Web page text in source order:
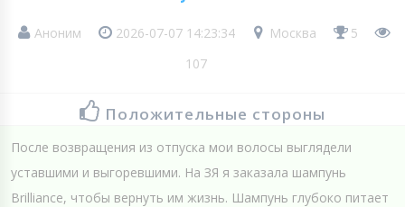
Аноним 2026-07-07 14:23:34 Москва
5
107
Положительные стороны
После возвращения из отпуска мои волосы выглядели
уставшими и выгоревшими. На ЗЯ я заказала шампунь
Brillianсe, чтобы вернуть им жизнь. Шампунь глубоко питает